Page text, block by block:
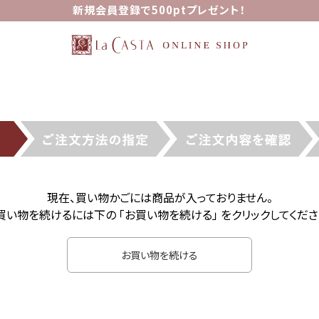
新規会員登録で500ptプレゼント！
現在、買い物かごには商品が入っておりません。
い物を続けるには下の 「お買い物を続ける」 をクリックしてくださ